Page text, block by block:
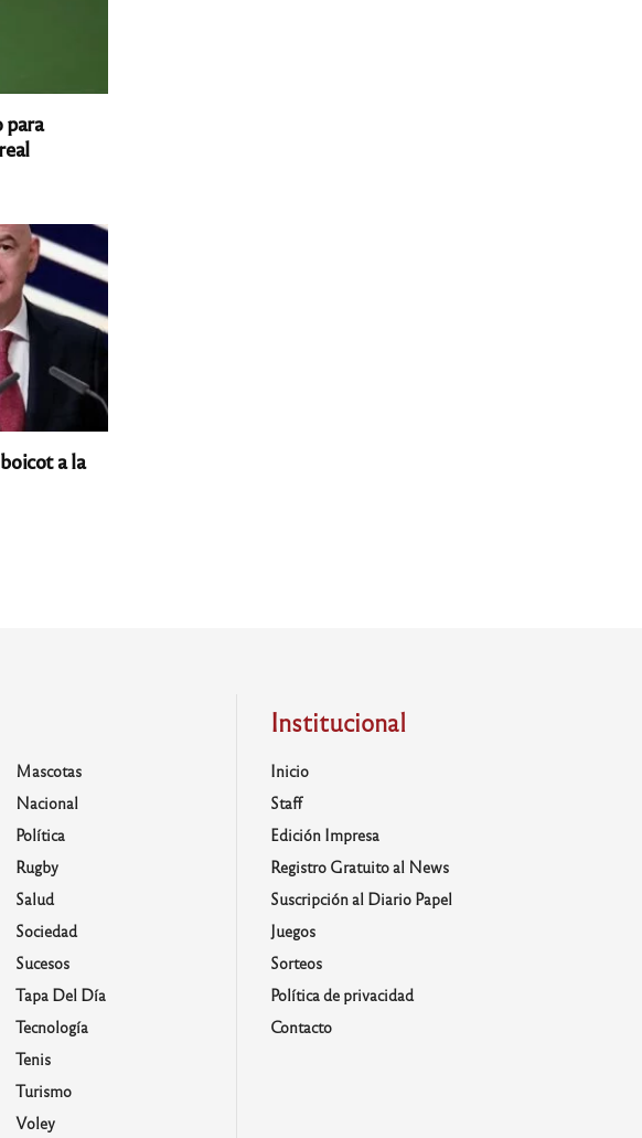
a la
Mascotas
Nacional
Política
Rugby
Salud
Sociedad
Sucesos
Tapa Del Día
Tecnología
Tenis
Turismo
Voley
Institucional
Inicio
Staff
Edición Impresa
Registro Gratuito al News
Suscripción al Diario Papel
Juegos
Sorteos
Política de privacidad
Contacto